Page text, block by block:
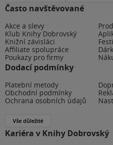
Často navštěvované
Akce a slevy
Klub Knihy Dobrovský
Knižní závisláci
Affiliate spolupráce
Poukazy pro firmy
Dodací podmínky
Platební metody
Obchodní podmínky
Ochrana osobních údajů
Vše důležité
Kariéra v Knihy Dobrovský